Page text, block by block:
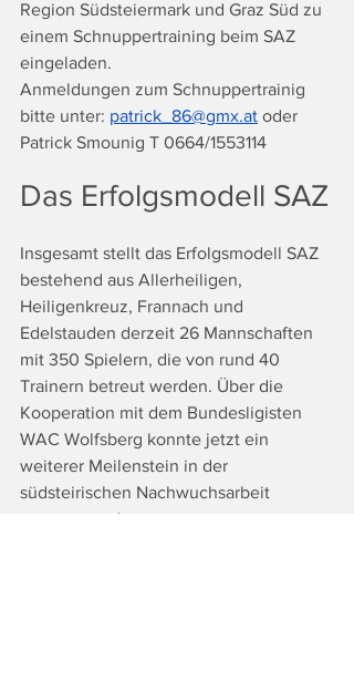
Region Südsteiermark und Graz Süd zu
einem Schnuppertraining beim SAZ
eingeladen.
Anmeldungen zum Schnuppertrainig
bitte unter: patrick_86@gmx.at oder
Patrick Smounig T 0664/1553114
Das Erfolgsmodell SAZ
Insgesamt stellt das Erfolgsmodell SAZ
bestehend aus Allerheiligen,
Heiligenkreuz, Frannach und
Edelstauden derzeit 26 Mannschaften
mit 350 Spielern, die von rund 40
Trainern betreut werden. Über die
Kooperation mit dem Bundesligisten
WAC Wolfsberg konnte jetzt ein
weiterer Meilenstein in der
südsteirischen Nachwuchsarbeit
gesetzt werden.